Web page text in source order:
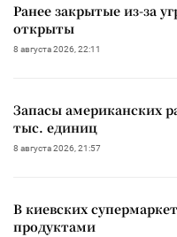
Ранее закрытые из-за
открыты
8 августа 2026, 22:11
Запасы американских
тыс. единиц
8 августа 2026, 21:57
В киевских
продуктами